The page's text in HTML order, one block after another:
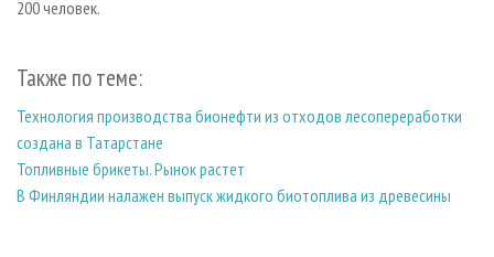
200 человек.
Также по теме:
Технология производства бионефти из отходов лесопереработки
создана в Татарстане
Топливные брикеты. Рынок растет
В Финляндии налажен выпуск жидкого биотоплива из древесины